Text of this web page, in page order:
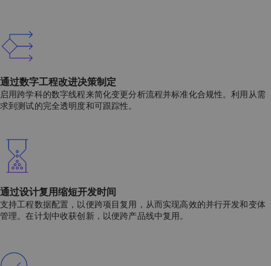
通过数字工程改进决策制定
启用跨学科的数字线程来简化变更分析流程并标准化合规性。利用从需
求到测试的完全透明度和可跟踪性。
通过设计复用缩短开发时间
支持工程数据配置，以便跨项目复用，从而实现高效的并行开发和变体
管理。在计划中收获创新，以便跨产品线中复用。